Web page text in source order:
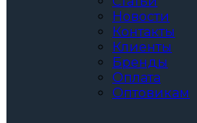
Новости
Контакты
Клиенты
Бренды
Оплата
Оптовикам